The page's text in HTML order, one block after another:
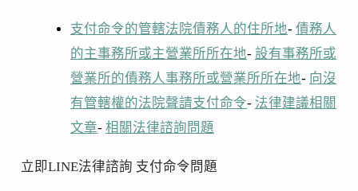
支付命令的管轄法院債務人的住所地- 債務人
的主事務所或主營業所所在地- 設有事務所或
營業所的債務人事務所或營業所所在地- 向沒
有管轄權的法院聲請支付命令- 法律建議相關
文章- 相關法律諮詢問題
立即LINE法律諮詢 支付命令問題